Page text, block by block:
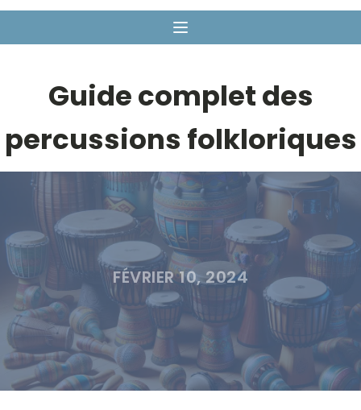
Guide complet des
percussions folkloriques
FÉVRIER 10, 2024